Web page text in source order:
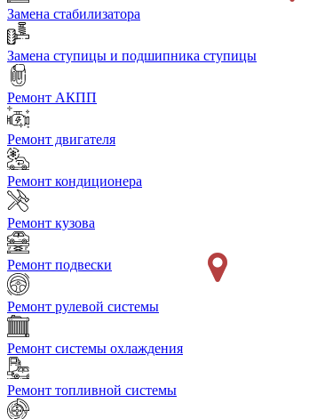
Замена стабилизатора
Замена ступицы и подшипника ступицы
Ремонт АКПП
Ремонт двигателя
Ремонт кондиционера
Ремонт кузова
Ремонт подвески
Ремонт рулевой системы
Ремонт системы охлаждения
Ремонт топливной системы